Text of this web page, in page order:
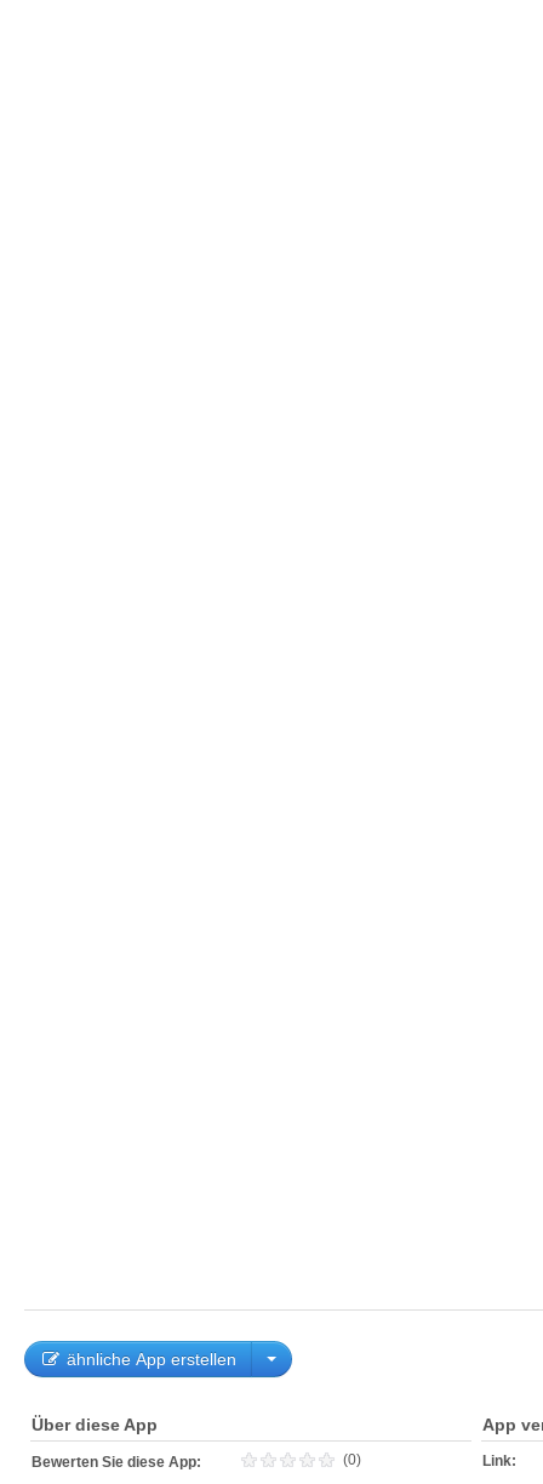
ähnliche App erstellen
Über diese App
Bewerten Sie diese App: (0)
App
Link: